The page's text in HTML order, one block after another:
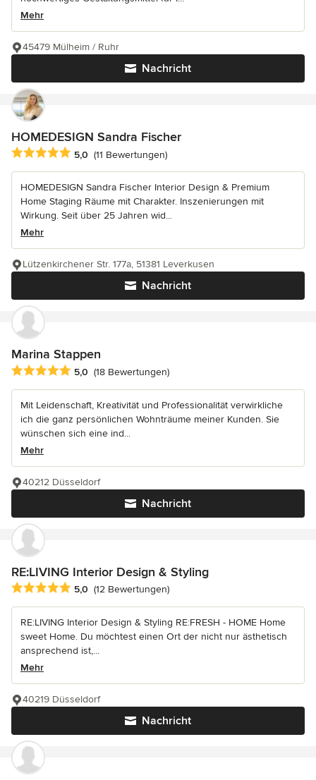
Mehr
Nachricht
45479 Mülheim / Ruhr
HOMEDESIGN Sandra Fischer
Durchschnittliche Bewertung: 5 von 5 Sternen
5,0 (11 Bewertungen)
HOMEDESIGN Sandra Fischer Interior Design & Premium
Home Staging Räume mit Charakter. Inszenierungen mit
Wirkung. Seit über 25 Jahren wid...
Mehr
Nachricht
Lützenkirchener Str. 177a, 51381 Leverkusen
Marina Stappen
Durchschnittliche Bewertung: 5 von 5 Sternen
5,0 (18 Bewertungen)
Mit Leidenschaft, Kreativität und Professionalität verwirkliche
ich die ganz persönlichen Wohnträume meiner Kunden. Sie
wünschen sich eine ind...
Mehr
Nachricht
40212 Düsseldorf
RE:LIVING Interior Design & Styling
Durchschnittliche Bewertung: 5 von 5 Sternen
5,0 (12 Bewertungen)
RE:LIVING Interior Design & Styling RE:FRESH - HOME Home
sweet Home. Du möchtest einen Ort der nicht nur ästhetisch
ansprechend ist,...
Mehr
Nachricht
40219 Düsseldorf